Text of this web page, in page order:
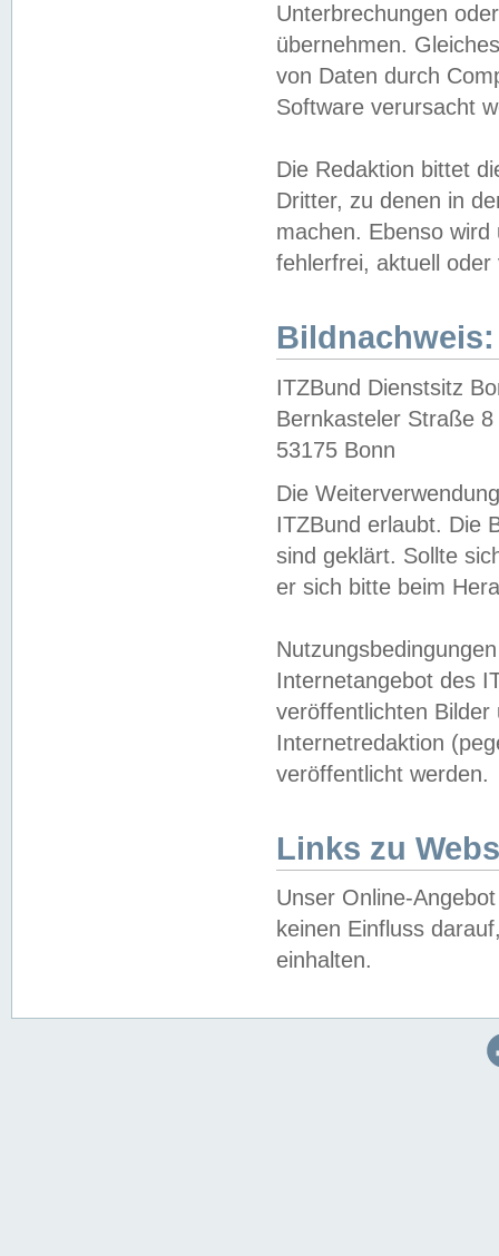
Unterbrechungen
übernehmen.
von Daten durch
Software verursacht
Die Redaktion bittet
Dritter, zu denen in
machen. Ebenso
fehlerfrei, aktuell oder
Bildnachweis:
ITZBund Dienstsitz
Bernkasteler Straße 8
53175 Bonn
Die
ITZBund erlaubt. Die
sind geklärt. Sollte
er sich bitte beim
Internetangebot des
veröffentlichten
Internetredaktion
veröffentlicht werden.
Links zu
Unser Online-
keinen Einfluss
einhalten.